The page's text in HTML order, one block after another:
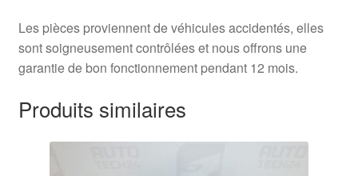
Les pièces proviennent de véhicules accidentés, elles
sont soigneusement contrôlées et nous offrons une
garantie de bon fonctionnement pendant 12 mois.
Produits similaires